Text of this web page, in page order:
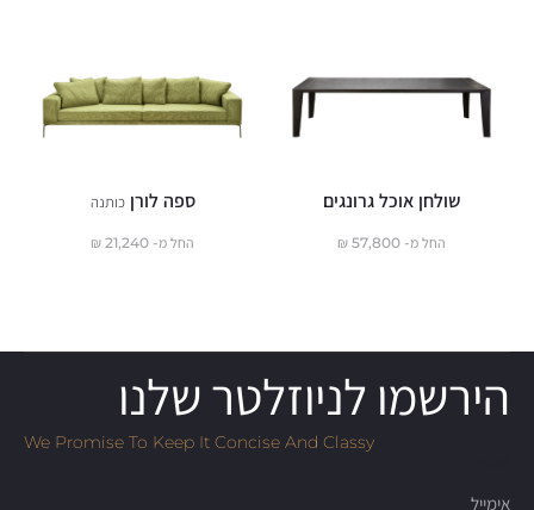
שולחן אוכל גרונגים
החל מ- 57,800
₪
ספה לורןכותנה
החל מ- 21,240
₪
הירשמו לניוזלטר שלנו
We Promise To Keep It Concise And Classy